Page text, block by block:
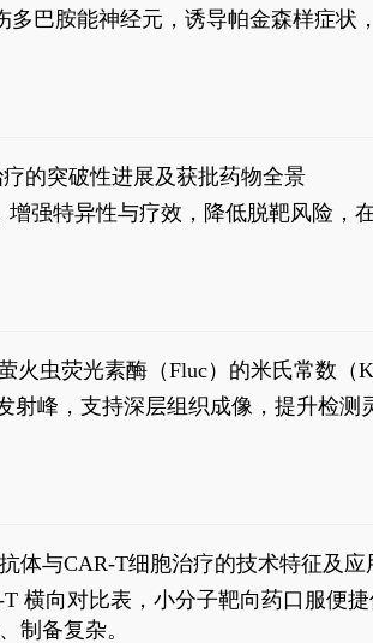
可靠模拟帕金森病的核心病理与行为
巴胺能神经元，诱导帕金森样症状
的突破性进展及获批药物全景
强特异性与疗效，降低脱靶风险，
火虫荧光素酶（Fluc）的米氏常数
给药剂量下的高灵敏度、非侵入式
射峰，支持深层组织成像，提升检
体与CAR-T细胞治疗的技术特征及应
横向对比表，小分子靶向药口服便
制备复杂。